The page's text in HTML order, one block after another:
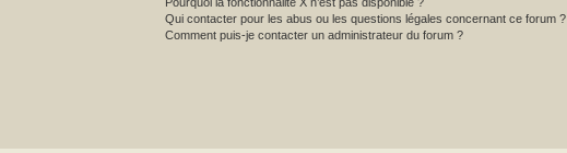
Qui contacter pour les abus ou les questions légales concernant ce forum ?
Comment puis-je contacter un administrateur du forum ?